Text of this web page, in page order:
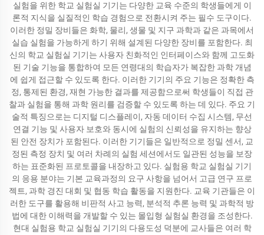
실험을 위한 학교 실험실 기기는 다양한 교육 수준의 학생들에게 이
론적 지식을 실질적인 학습 경험으로 전환시켜 주는 필수 도구이다.
이러한 정밀 장비들은 화학, 물리, 생물 및 지구 과학과 같은 과목에서
실습 실험을 가능하게 하기 위해 설계된 다양한 장비를 포함한다. 최
신의 학교 실험실 기기는 사용자 친화적인 인터페이스와 함께 고도화
된 기술 기능을 통합하여 모든 연령대의 학습자가 복잡한 과학 개념
에 쉽게 접근할 수 있도록 한다. 이러한 기기의 주요 기능은 정확한 측
정, 통제된 환경, 재현 가능한 결과를 제공함으로써 학생들이 직접 관
찰과 실험을 통해 과학 원리를 검증할 수 있도록 하는 데 있다. 주요 기
술적 특징으로는 디지털 디스플레이, 자동 데이터 수집 시스템, 무선
연결 기능 및 사용자 보호와 동시에 실험의 신뢰성을 유지하는 향상
된 안전 장치가 포함된다. 이러한 기기들은 일반적으로 정밀 센서, 교
정된 측정 장치 및 여러 차례의 실험 세션에서도 일관된 성능을 보장
하는 표준화된 프로토콜을 내장하고 있다. 실험용 학교 실험실 기기
의 응용 분야는 기본 교육과정의 요구 사항을 넘어서 고급 연구 프로
젝트, 과학 경진 대회 및 협동 학습 활동을 지원한다. 교육 기관들은 이
러한 도구를 활용해 비판적 사고 능력, 분석적 추론 능력 및 과학적 방
법에 대한 이해력을 개발할 수 있는 몰입형 실험실 환경을 조성한다.
현대 실험용 학교 실험실 기기의 다용도성 덕분에 교사들은 여러 학